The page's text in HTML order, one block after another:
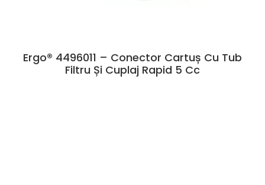
Ergo® 4496011 – Conector Cartuș Cu Tub
Filtru Și Cuplaj Rapid 5 Cc